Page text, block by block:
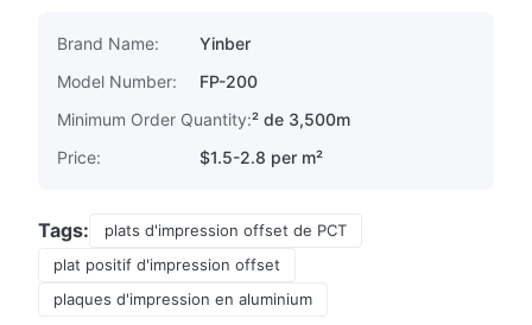
Brand Name:
Yinber
Model Number:
FP-200
Minimum Order Quantity:² de 3,500m
Price:
$1.5-2.8 per m²
Tags:
plats d'impression offset de PCT
plat positif d'impression offset
plaques d'impression en aluminium